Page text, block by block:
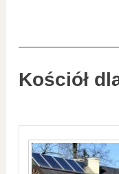
Kościół